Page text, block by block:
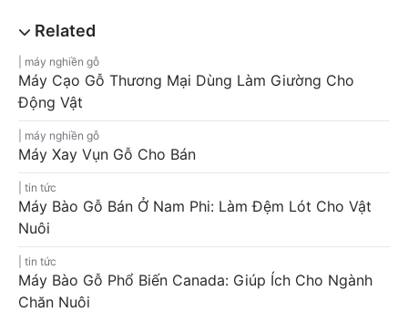
máy nghiền gỗ
Máy Cạo Gỗ Thương Mại Dùng Làm Giường Cho
Động Vật
máy nghiền gỗ
Máy Xay Vụn Gỗ Cho Bán
tin tức
Máy Bào Gỗ Bán Ở Nam Phi: Làm Đệm Lót Cho Vật
Nuôi
tin tức
Máy Bào Gỗ Phổ Biến Canada: Giúp Ích Cho Ngành
Chăn Nuôi